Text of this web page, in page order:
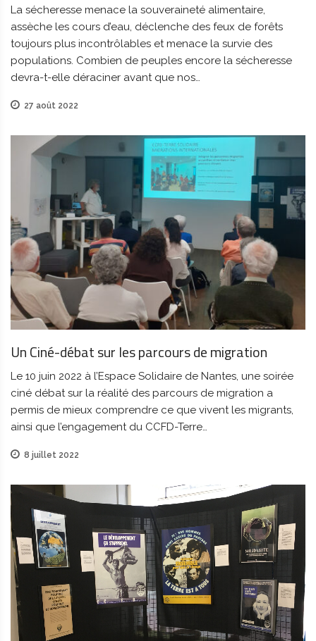
La sécheresse menace la souveraineté alimentaire,
assèche les cours d’eau, déclenche des feux de forêts
toujours plus incontrôlables et menace la survie des
populations. Combien de peuples encore la sécheresse
devra-t-elle déraciner avant que nos…
27 août 2022
Un Ciné-débat sur les parcours de migration
Le 10 juin 2022 à l’Espace Solidaire de Nantes, une soirée
ciné débat sur la réalité des parcours de migration a
permis de mieux comprendre ce que vivent les migrants,
ainsi que l’engagement du CCFD-Terre…
8 juillet 2022